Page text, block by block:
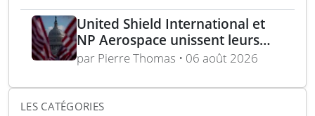
United Shield International et
NP Aerospace unissent leurs
forces pour renforcer le soutien
aux équipes américaines de
déminage
par Pierre Thomas • 06 août 2026
LES CATÉGORIES